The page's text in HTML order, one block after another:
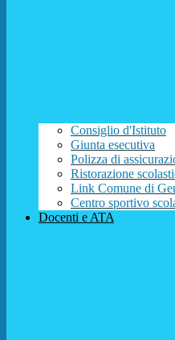
Consiglio d'Istituto
Giunta esecutiva
Polizza di
Ristorazione
Link Comune di
Centro sportivo
Docenti e ATA